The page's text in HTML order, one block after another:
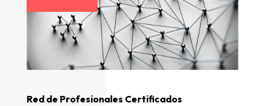
Red de Profesionales Certificados